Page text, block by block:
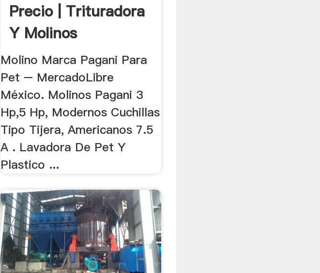
Precio | Trituradora
Y Molinos
Molino Marca Pagani Para
Pet – MercadoLibre
México. Molinos Pagani 3
Hp,5 Hp, Modernos Cuchillas
Tipo Tijera, Americanos 7.5
A . Lavadora De Pet Y
Plastico ...